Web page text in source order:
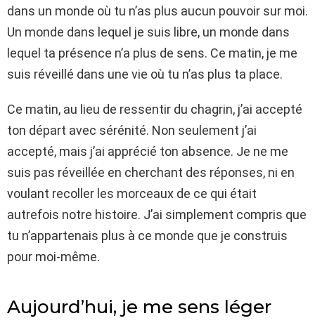
dans un monde où tu n’as plus aucun pouvoir sur moi.
Un monde dans lequel je suis libre, un monde dans
lequel ta présence n’a plus de sens. Ce matin, je me
suis réveillé dans une vie où tu n’as plus ta place.
Ce matin, au lieu de ressentir du chagrin, j’ai accepté
ton départ avec sérénité. Non seulement j’ai
accepté, mais j’ai apprécié ton absence. Je ne me
suis pas réveillée en cherchant des réponses, ni en
voulant recoller les morceaux de ce qui était
autrefois notre histoire. J’ai simplement compris que
tu n’appartenais plus à ce monde que je construis
pour moi-même.
Aujourd’hui, je me sens léger